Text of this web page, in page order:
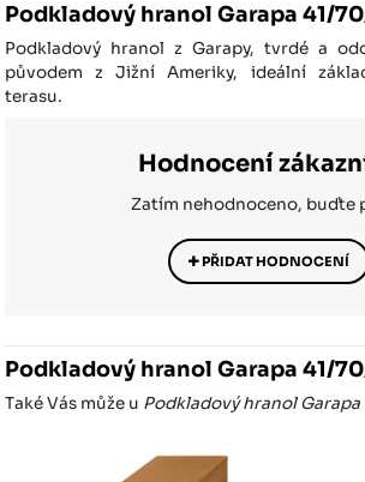
Podkladový hranol Garapa 41/
Podkladový hranol z Garapy, tvrdé a
původem z Jižní Ameriky, ideální
terasu.
Hodnocení
Zatím nehodnoceno, buďte
PŘIDAT HODNOCENÍ
Podkladový hranol Garapa 41/
Také Vás může u Podkladový hranol